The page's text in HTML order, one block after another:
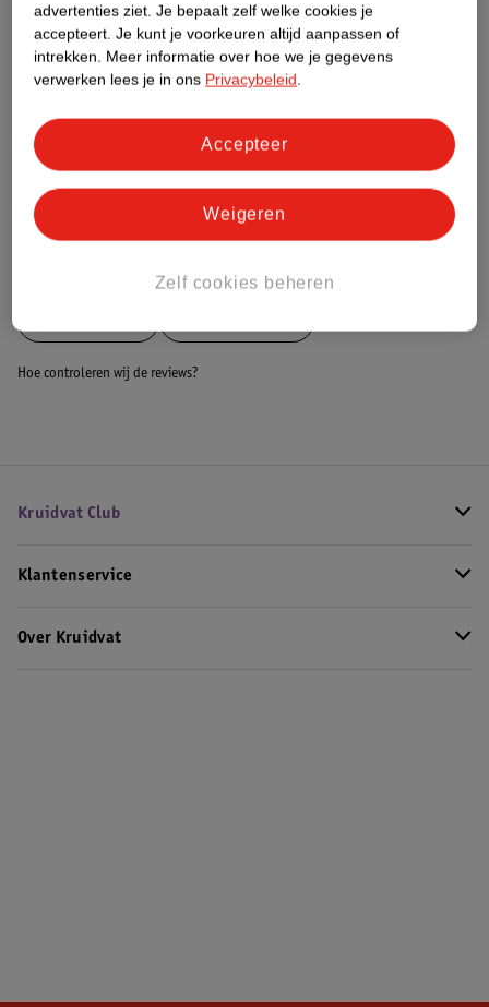
Nature Impact Score
Dit product heeft (nog) geen Nature
Impact Score.
Bestel & Bezorginformatie
Hoe controleren wij de reviews?
Kruidvat Club
Klantenservice
Over Kruidvat
advertenties ziet. Je bepaalt zelf welke cookies je
accepteert. Je kunt je voorkeuren altijd aanpassen of
intrekken. Meer informatie over hoe we je gegevens
verwerken lees je in ons Privacybeleid.
Zelf cookies beheren
Weigeren
Accepteer